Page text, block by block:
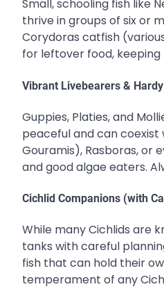
Small, schooling fish like
thrive in groups of six or
Corydoras catfish
for leftover food,
Vibrant Livebearers &
Guppies, Platies, and
peaceful and can
Gouramis), Rasboras, or
and good algae eaters.
Cichlid Companions (with
While many Cichlids are
tanks with careful
fish that can hold their
temperament of any